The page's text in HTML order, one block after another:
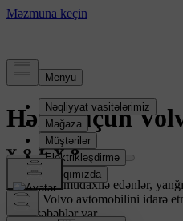
Hər iş üçün
Bir çox ilk müdaxilə edənlər,
işçiləri Volvo avtomobilini idarə
yaxşı səbəblər var.